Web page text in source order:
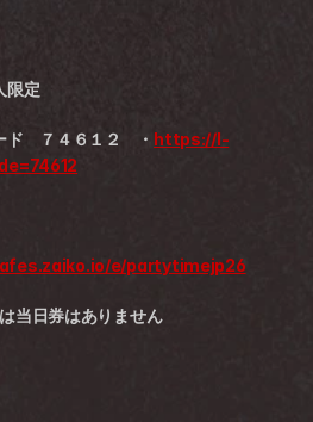
定
　７４６１２　・ https://l-
e/partytimejp26
当日券はありません